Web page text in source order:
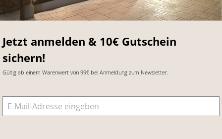
Jetzt anmelden & 10€ Gutschein
sichern!
Gültig ab einem Warenwert von 99€ bei Anmeldung zum Newsletter.
E-Mail-Adresse